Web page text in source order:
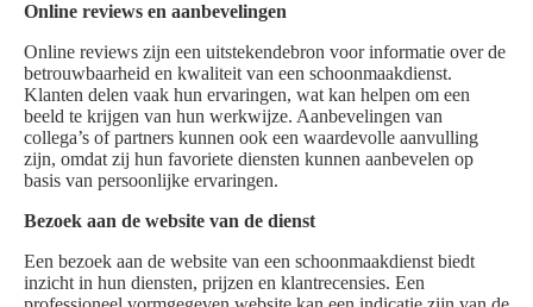
Online reviews en aanbevelingen
Online reviews zijn een uitstekendebron voor informatie over de
betrouwbaarheid en kwaliteit van een schoonmaakdienst.
Klanten delen vaak hun ervaringen, wat kan helpen om een
beeld te krijgen van hun werkwijze. Aanbevelingen van
collega’s of partners kunnen ook een waardevolle aanvulling
zijn, omdat zij hun favoriete diensten kunnen aanbevelen op
basis van persoonlijke ervaringen.
Bezoek aan de website van de dienst
Een bezoek aan de website van een schoonmaakdienst biedt
inzicht in hun diensten, prijzen en klantrecensies. Een